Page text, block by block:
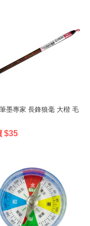
墨專家 長鋒狼毫 大楷 毛
$35